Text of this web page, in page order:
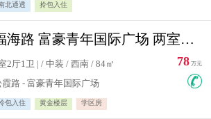
北通透 拎包入住
福海路 富豪青年国际广场 两室住宅急售
2厅1卫 | / 中装 / 西南 / 84㎡
霞路 - 富豪青年国际广场
包入住 黄金楼层 学区房
78 万元